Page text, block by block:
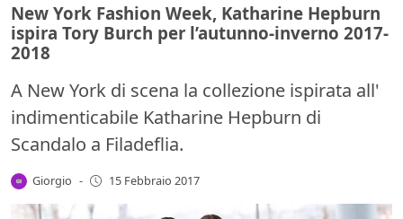
New York Fashion Week, Katharine Hepburn
ispira Tory Burch per l’autunno-inverno 2017-
2018
A New York di scena la collezione ispirata all'
indimenticabile Katharine Hepburn di
Scandalo a Filadeflia.
Giorgio - 15 Febbraio 2017